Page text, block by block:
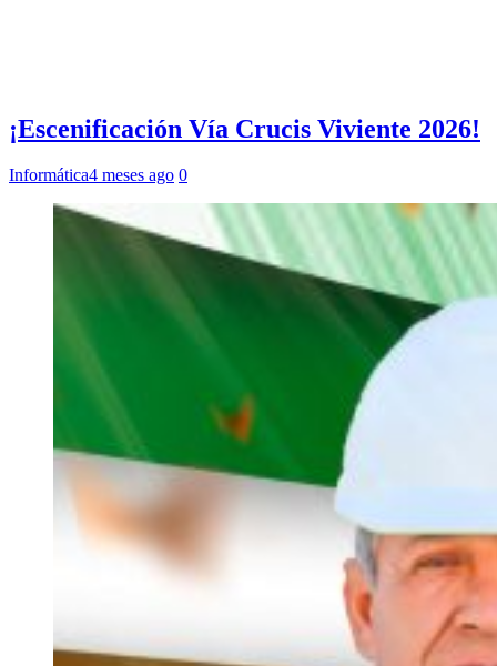
¡Escenificación Vía Crucis Viviente 2026!
Informática4 meses ago 0